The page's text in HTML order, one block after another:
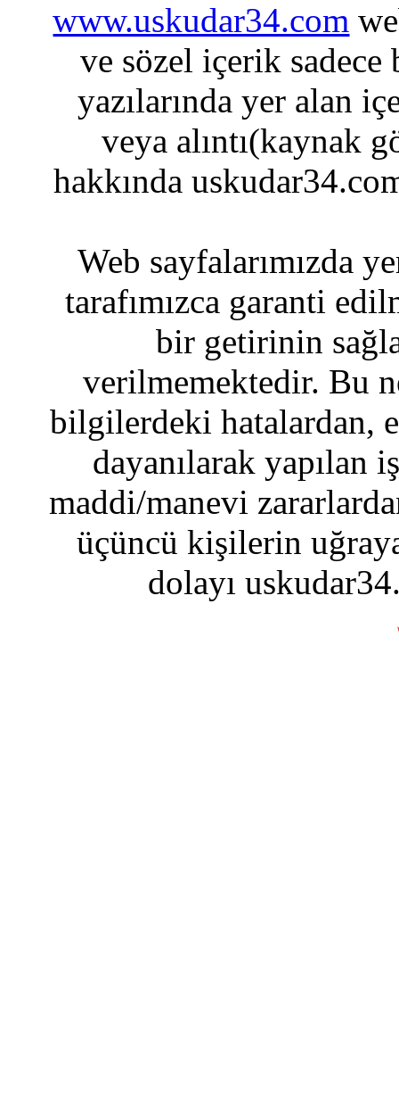
www.uskudar34.com
ve sözel içerik sadece
yazılarında yer alan
veya alıntı(kaynak
hakkında
Web sayfalarımızda
tarafımızca garanti
bir getirinin
verilmemektedir. Bu
bilgilerdeki hatalardan,
dayanılarak yapılan
maddi/manevi
üçüncü kişilerin
dolayı